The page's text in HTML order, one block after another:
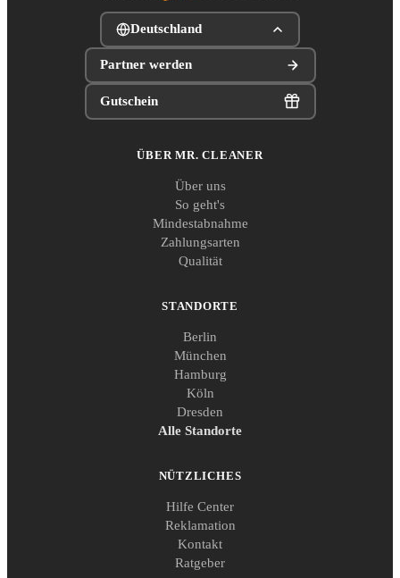
Deutschland
Partner werden
Gutschein
ÜBER MR. CLEANER
Über uns
So geht's
Mindestabnahme
Zahlungsarten
Qualität
STANDORTE
Berlin
München
Hamburg
Köln
Dresden
Alle Standorte
NÜTZLICHES
Hilfe Center
Reklamation
Kontakt
Ratgeber